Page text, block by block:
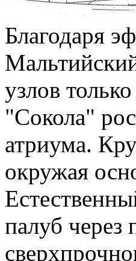
Благодаря
узлов
"Сокола"
атриума.
окружая
палуб через